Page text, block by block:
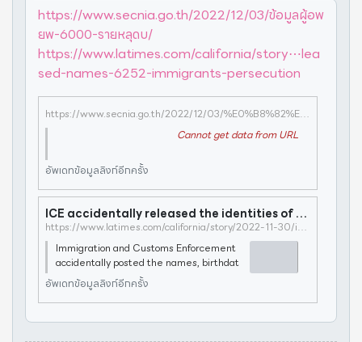
https://www.secnia.go.th/2022/12/03/ข้อมูลผู้อพ
ยพ-6000-รายหลุดบ/
https://www.latimes.com/california/story⋯lea
sed-names-6252-immigrants-persecution
https://www.secnia.go.th/2022/12/03/%E0%B8%82%E0%B9%89%E0%B8%AD%E0%B8%A1%E0%B8%B9%E0%B8%A5%E0%B8%9C%E0%B8%B9%E0%B9%89%E0%B8%AD%E0%B8%9E%E0%B8%A2%E0%B8%9E-6000-%E0%B8%A3%E0%B8%B2%E0%B8%A2%E0%B8%AB%E0%B8%A5%E0%B8%B8%E0%B8%94%E0%B8%9A/
Cannot get data from URL
อัพเดทข้อมูลลิงก์อีกครั้ง
ICE accidentally released the identities of 6,252 immigrants who sought protection in the U.S.
https://www.latimes.com/california/story/2022-11-30/ice-released-names-6252-immigrants-persecution
Immigration and Customs Enforcement
accidentally posted the names, birthdat
es, nationalities and detention locations
of more than 6,000 immigrants who clai
med to be fleeing torture and persecuti
on to
อัพเดทข้อมูลลิงก์อีกครั้ง